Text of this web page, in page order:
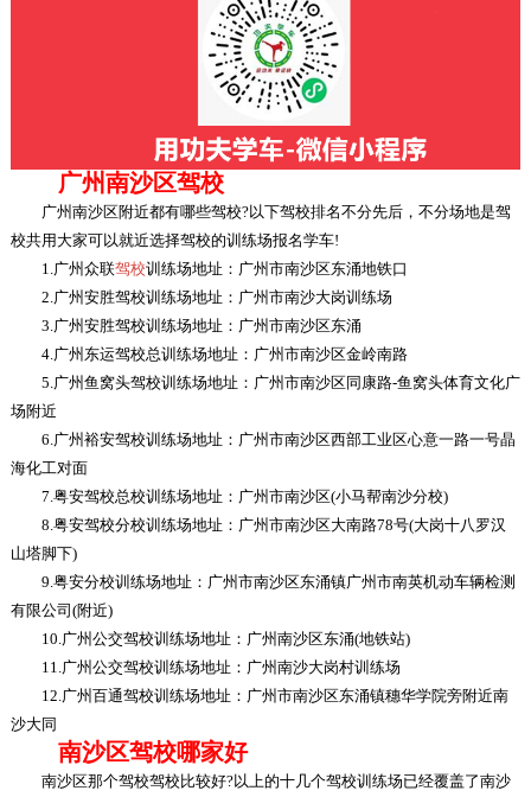
广州南沙区驾校
广州南沙区附近都有哪些驾校?以下驾校排名不分先后，不分场地是驾
校共用大家可以就近选择驾校的训练场报名学车!
1.广州众联驾校训练场地址：广州市南沙区东涌地铁口
2.广州安胜驾校训练场地址：广州市南沙大岗训练场
3.广州安胜驾校训练场地址：广州市南沙区东涌
4.广州东运驾校总训练场地址：广州市南沙区金岭南路
5.广州鱼窝头驾校训练场地址：广州市南沙区同康路-鱼窝头体育文化广
场附近
6.广州裕安驾校训练场地址：广州市南沙区西部工业区心意一路一号晶
海化工对面
7.粤安驾校总校训练场地址：广州市南沙区(小马帮南沙分校)
8.粤安驾校分校训练场地址：广州市南沙区大南路78号(大岗十八罗汉
山塔脚下)
9.粤安分校训练场地址：广州市南沙区东涌镇广州市南英机动车辆检测
有限公司(附近)
10.广州公交驾校训练场地址：广州南沙区东涌(地铁站)
11.广州公交驾校训练场地址：广州南沙大岗村训练场
12.广州百通驾校训练场地址：广州市南沙区东涌镇穗华学院旁附近南
沙大同
南沙区驾校哪家好
南沙区那个驾校驾校比较好?以上的十几个驾校训练场已经覆盖了南沙